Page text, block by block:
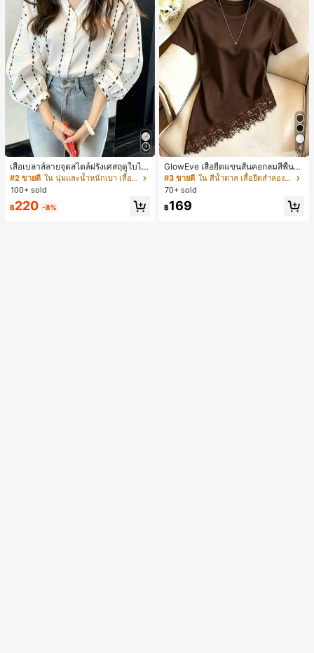
เสื้อเบลาส์ลายจุดสไตล์ฝรั่งเศสฤดูใบไม้
ร่วง, ทรงเข้ารูป, แขนยาวคอวี, สไตล์ให
ม่ฤดูใบไม้ผลิ, ป้องกันแสงแดด, ใส่ไป
ทำงานและลำลอง สีขาว
#2 ขายดี
ใน นุ่มและน้ำหนักเบา เสื้อสตรี เสื้อเบลาส์ & Tee
100+ sold
฿220 -8%
4
GlowEve เสื้อยืดแขนสั้นคอกลมสีพื้นลำ
ลองอเนกประสงค์สำหรับผู้หญิง
#3 ขายดี
ใน สีน้ำตาล เสื้อยืดลำลองพื้นฐาน
70+ sold
฿169